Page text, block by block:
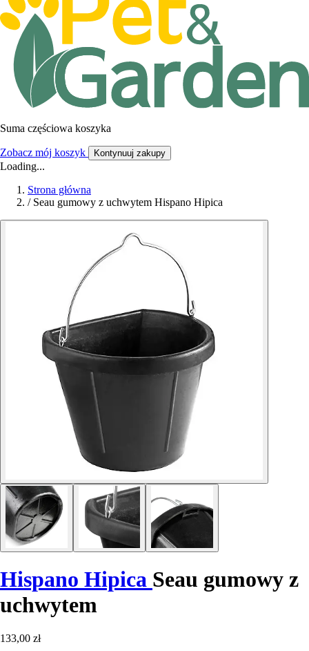
Suma częściowa koszyka
Zobacz mój koszyk Kontynuuj zakupy
Loading...
Strona główna
/ Seau gumowy z uchwytem Hispano Hipica
Hispano Hipica Seau gumowy z
uchwytem
133,00 zł